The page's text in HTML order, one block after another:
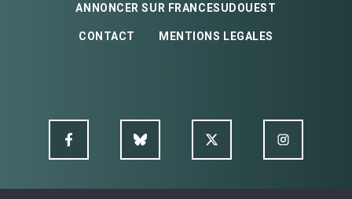
ANNONCER SUR FRANCESUDOUEST
CONTACT MENTIONS LEGALES